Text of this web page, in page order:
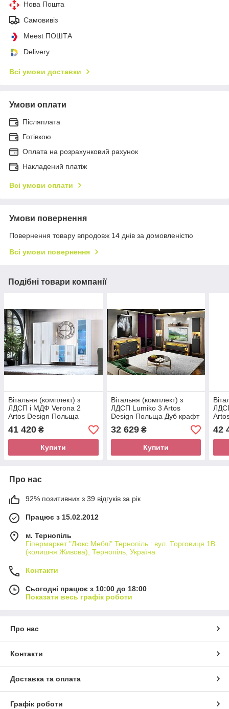
Нова Пошта
Самовивіз
Meest ПОШТА
Delivery
Всі умови доставки
Умови оплати
Післяплата
Готівкою
Оплата на розрахунковий рахунок
Накладений платіж
Всі умови оплати
Умови повернення
Повернення товару впродовж 14 днів за домовленістю
Всі умови повернення
Подібні товари компанії
Вітальня (комплект) з
ЛДСП і МДФ Verona 2
Artos Design Польща
41 420 ₴
Купити
Вітальня (комплект) з
ЛДСП Lumiko 3 Artos
Design Польща Дуб крафт
золотий/Антрацит
32 629₴
Купити
42
Про нас
92% позитивних з 39 відгуків за рік
Працює з 15.02.2012
м. Тернопіль
Гіпермаркет "Люкс Меблі" Тернопіль : вул. Торговиця 1В
(колишня Живова), Тернопіль, Україна
Контакти
Сьогодні працює з 10:00 до 18:00
Показати весь графік роботи
Про нас
Контакти
Доставка та оплата
Графік роботи